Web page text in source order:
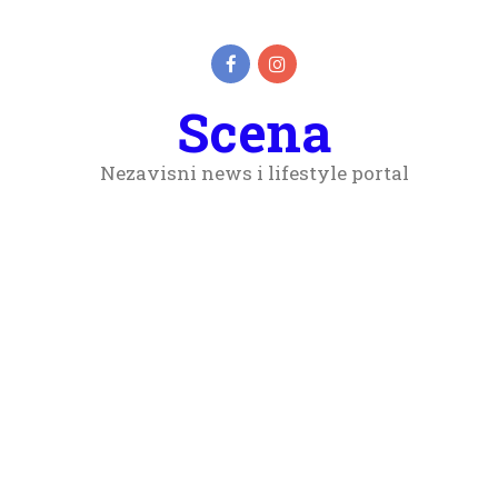
Scena
Nezavisni news i lifestyle portal